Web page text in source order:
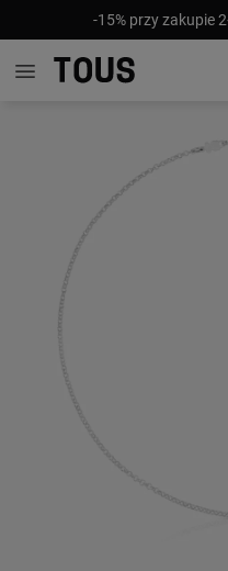
-15% przy zakupie